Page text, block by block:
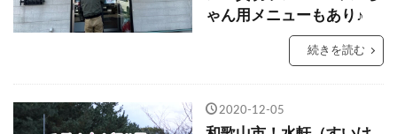
ゃん用メニューもあり♪
続きを読む
2020-12-05